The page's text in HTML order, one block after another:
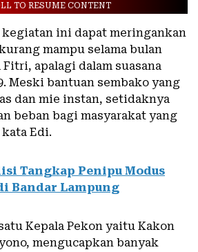
TO RESUME CONTENT
kegiatan ini dapat meringankan
mampu selama bulan
Fitri, apalagi dalam suasana
Meski bantuan sembako yang
dan mie instan, setidaknya
beban bagi masyarakat yang
Edi.
Tangkap Penipu Modus
Bandar Lampung
Kepala Pekon yaitu Kakon
mengucapkan banyak